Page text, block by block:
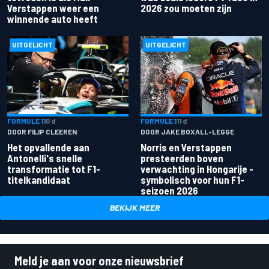
Verstappen weer een
winnende auto heeft
2026 zou moeten zijn
UITGELICHT
FORMULE 110 d
DOOR FILIP CLEEREN
Het opvallende aan
Antonelli's snelle
transformatie tot F1-
titelkandidaat
UITGELICHT
FORMULE 111 d
DOOR JAKE BOXALL-LEGGE
Norris en Verstappen
presteerden boven
verwachting in Hongarije -
symbolisch voor hun F1-
seizoen 2026
BEKIJK MEER
Meld je aan voor onze nieuwsbrief